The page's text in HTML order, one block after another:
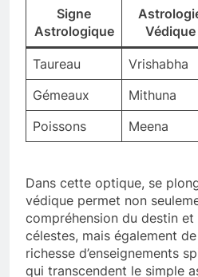
Signe
Astrologique
Védique
Taureau Vrishabha
Gémeaux
Mithuna
Poissons
Meena
Dans cette optique, se
védique permet non
compréhension du destin et
célestes, mais également de
richesse d’enseignements
qui transcendent le simple